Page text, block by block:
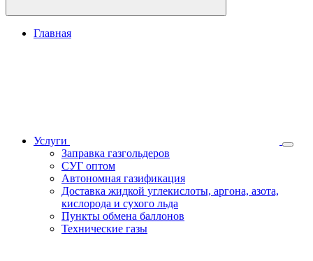
Главная
Услуги
Заправка газгольдеров
СУГ оптом
Автономная газификация
Доставка жидкой углекислоты, аргона, азота,
кислорода и сухого льда
Пункты обмена баллонов
Технические газы